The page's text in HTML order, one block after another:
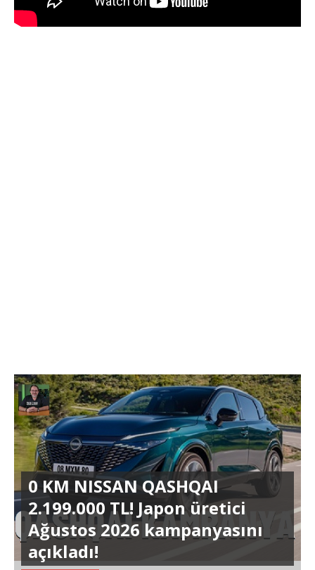
0 KM NISSAN QASHQAI
2.199.000 TL! Japon üretici
Ağustos 2026 kampanyasını
açıkladı!